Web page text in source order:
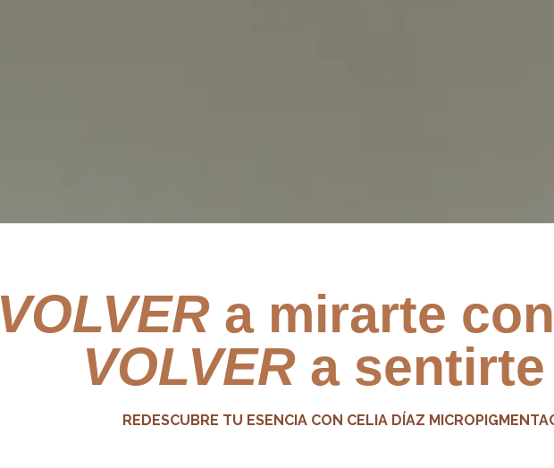
VOLVER a mirarte
VOLVER a
REDESCUBRE TU ESENCIA CON CELIA DÍAZ